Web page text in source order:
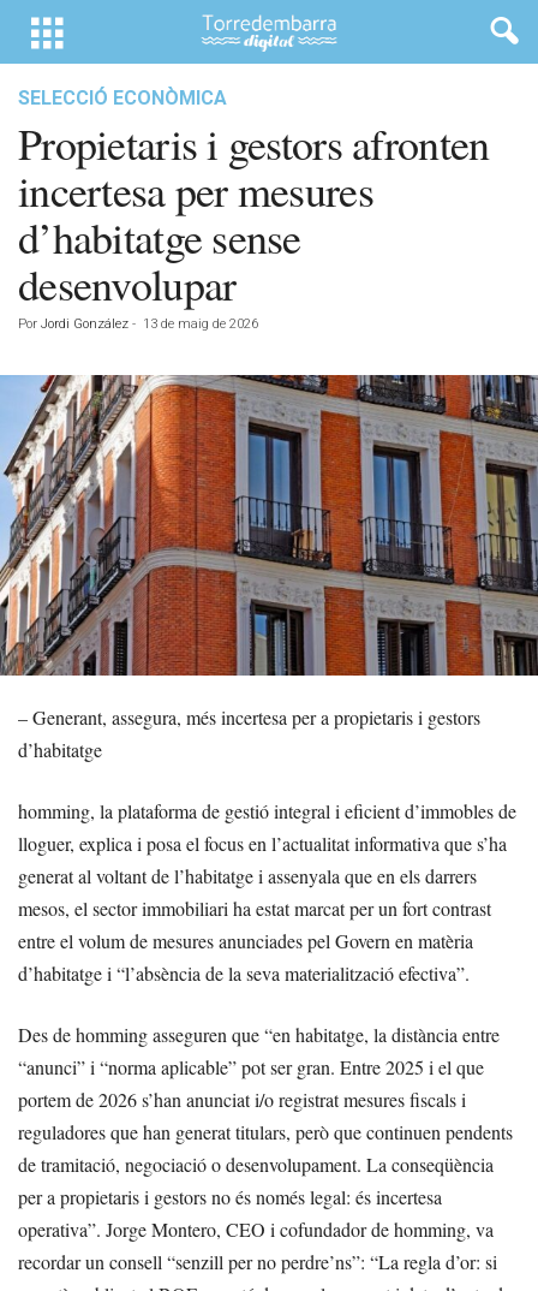
SELECCIÓ ECONÒMICA
Propietaris i gestors afronten
incertesa per mesures
d’habitatge sense
desenvolupar
Por Jordi González - 13 de maig de 2026
– Generant, assegura, més incertesa per a propietaris i gestors
d’habitatge
homming, la plataforma de gestió integral i eficient d’immobles de
lloguer, explica i posa el focus en l’actualitat informativa que s’ha
generat al voltant de l’habitatge i assenyala que en els darrers
mesos, el sector immobiliari ha estat marcat per un fort contrast
entre el volum de mesures anunciades pel Govern en matèria
d’habitatge i “l’absència de la seva materialització efectiva”.
Des de homming asseguren que “en habitatge, la distància entre
“anunci” i “norma aplicable” pot ser gran. Entre 2025 i el que
portem de 2026 s’han anunciat i/o registrat mesures fiscals i
reguladores que han generat titulars, però que continuen pendents
de tramitació, negociació o desenvolupament. La conseqüència
per a propietaris i gestors no és només legal: és incertesa
operativa”. Jorge Montero, CEO i cofundador de homming, va
recordar un consell “senzill per no perdre’ns”: “La regla d’or: si